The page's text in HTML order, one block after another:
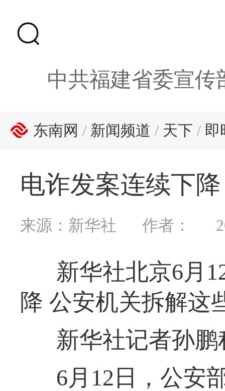
中共福建省委宣传
东南网 / 新闻频道 / 天下 / 即
电诈发案连续下
来源：新华社 作者：
新华社北京6月
降 公安机关拆解这
新华社记者孙
6月12日，公安